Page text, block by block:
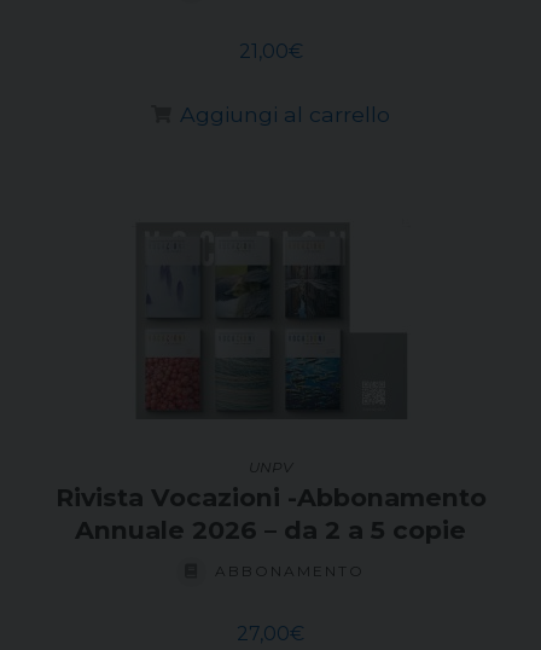
21,00€
Aggiungi al carrello
UNPV
Rivista Vocazioni -Abbonamento
Annuale 2026 – da 2 a 5 copie
ABBONAMENTO
27,00€